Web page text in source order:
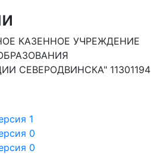
КАЗЕННОЕ УЧРЕЖДЕНИЕ
СЕВЕРОДВИНСКА" 11301194
1
0
0